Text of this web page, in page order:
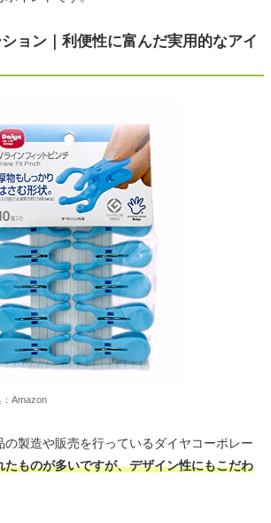
ョン｜利便性に富んだ実用的なアイ
Amazon
製造や販売を行っているダイヤコーポレー
たものが多いですが、デザイン性にもこだわ